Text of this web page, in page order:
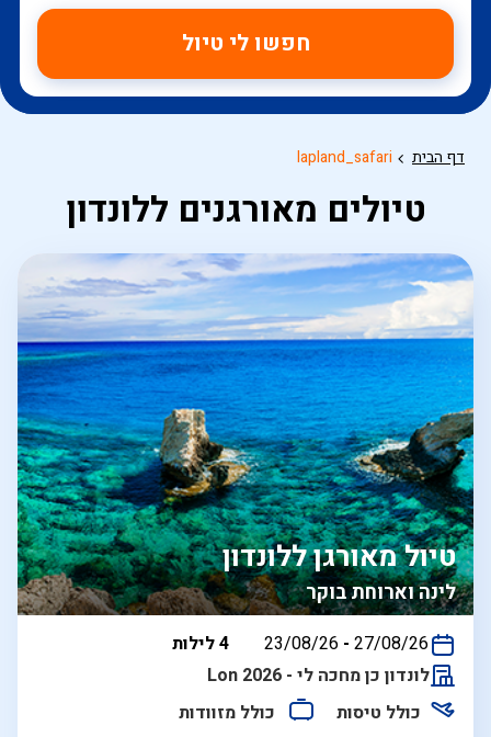
חפשו לי טיול
דף הבית lapland_safari
טיולים מאורגנים ללונדון
לינה וארוחת בוקר
טיול מאורגן ללונדון
בין
23/08/26 - 27/08/26
4 לילות
לונדון כן מחכה לי - Lon 2026
כולל טיסות
כולל מזוודות